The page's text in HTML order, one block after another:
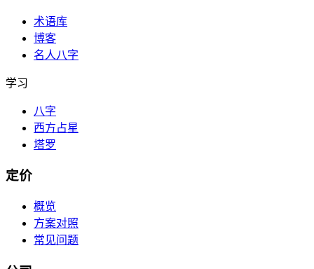
术语库
博客
名人八字
学习
八字
西方占星
塔罗
定价
概览
方案对照
常见问题